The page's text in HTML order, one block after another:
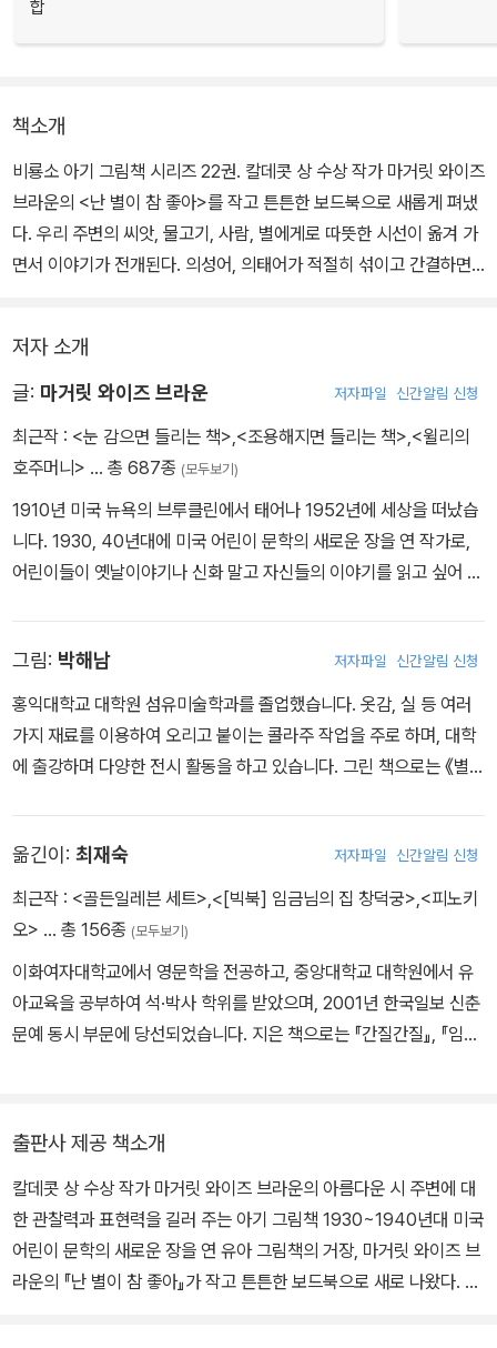
합
책소개
비룡소 아기 그림책 시리즈 22권. 칼데콧 상 수상 작가 마거릿 와이즈
브라운의 <난 별이 참 좋아>를 작고 튼튼한 보드북으로 새롭게 펴냈
다. 우리 주변의 씨앗, 물고기, 사람, 별에게로 따뜻한 시선이 옮겨 가
면서 이야기가 전개된다. 의성어, 의태어가 적절히 섞이고 간결하면
우리가 살고 있는 땅과 물, 하늘을 차례차례 짚어 가며 각 공간 속에
살고 있는 다양한 친구들을 소개한다. 땅 위로 초록 새싹 틔우는 씨앗,
고기, 아기 물고기. 땅 위로 걸어 다니는 거인처럼 커다란 사람, 아이
처럼 조그만 사람, 느릿느릿 느린 사람. 깜깜한 밤하늘엔 쏜살같이 흐
르는 별, 환하게 밝은 별, 고요히 떠 있는 별.
아이들은 책장을 한 장 한 장 넘기며 다양한 사물을 찬찬히 접해 간다.
쉽고 가장 자주 하는 말인 ‘좋아’라는 입말을 살려 우리 주변에 대한
관찰력과 사물에 대한 표현력을 길러 준다.
저자 소개
글: 마거릿 와이즈 브라운 저자파일 신간알림 신청
최근작 : <눈 감으면 들리는 책>,<조용해지면 들리는 책>,<윌리의
호주머니> … 총 687종 (모두보기)
1910년 미국 뉴욕의 브루클린에서 태어나 1952년에 세상을 떠났습
니다. 1930, 40년대에 미국 어린이 문학의 새로운 장을 연 작가로,
어린이들이 옛날이야기나 신화 말고 자신들의 이야기를 읽고 싶어 한
어린이의 눈으로 세상을 보고 글을 썼습니다. 한국에 소개된 책으로
는 『작은 기차』, 『잘 자요, 달님』, 『중요한 사실』 등이 있습니다.
그림: 박해남 저자파일 신간알림 신청
홍익대학교 대학원 섬유미술학과를 졸업했습니다. 옷감, 실 등 여러
가지 재료를 이용하여 오리고 붙이는 콜라주 작업을 주로 하며, 대학
에 출강하며 다양한 전시 활동을 하고 있습니다. 그린 책으로는 《별주
옮긴이: 최재숙 저자파일 신간알림 신청
최근작 : <골든일레븐 세트>,<[빅북] 임금님의 집 창덕궁>,<피노키
오> … 총 156종 (모두보기)
이화여자대학교에서 영문학을 전공하고, 중앙대학교 대학원에서 유
아교육을 공부하여 석·박사 학위를 받았으며, 2001년 한국일보 신춘
문예 동시 부문에 당선되었습니다. 지은 책으로는 『간질간질』, 『임금
참 좋아』, 『벌레가 좋아』, 『똥이야? 방귀야?』 등이 있습니다.
출판사 제공 책소개
칼데콧 상 수상 작가 마거릿 와이즈 브라운의 아름다운 시 주변에 대
한 관찰력과 표현력을 길러 주는 아기 그림책 1930~1940년대 미국
어린이 문학의 새로운 장을 연 유아 그림책의 거장, 마거릿 와이즈 브
라운의 『난 별이 참 좋아』가 작고 튼튼한 보드북으로 새로 나왔다. 칼